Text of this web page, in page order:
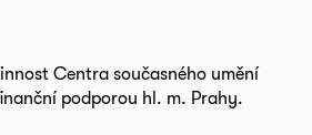
Centra současného umění
podporou hl. m. Prahy.